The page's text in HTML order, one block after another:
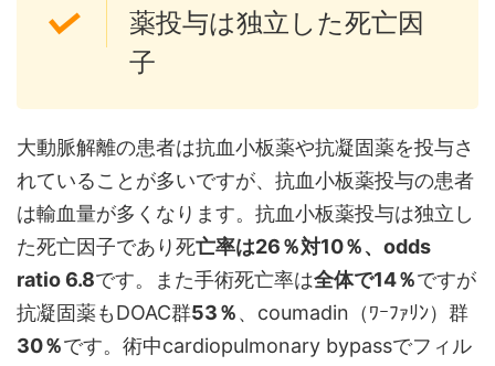
薬投与は独立した死亡因
子
大動脈解離の患者は抗血小板薬や抗凝固薬を投与さ
れていることが多いですが、抗血小板薬投与の患者
は輸血量が多くなります。抗血小板薬投与は独立し
た死亡因子であり死亡率は26％対10％、odds
ratio 6.8です。また手術死亡率は全体で14％ですが
抗凝固薬もDOAC群53％、coumadin（ﾜｰﾌｧﾘﾝ）群
30％です。術中cardiopulmonary bypassでフィル